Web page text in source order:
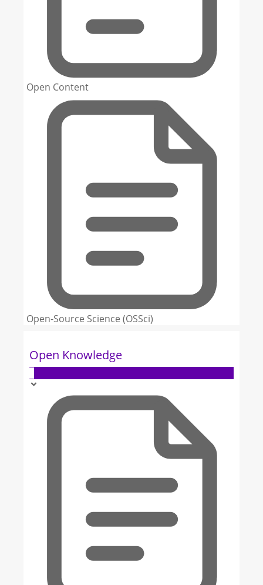
Open Content
Open-Source Science (OSSci)
Open Knowledge